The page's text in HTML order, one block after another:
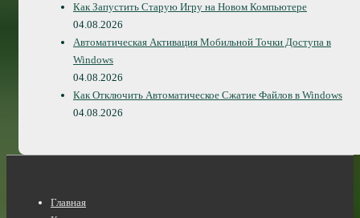
Как Запустить Старую Игру на Новом Компьютере
04.08.2026
Автоматическая Активация Мобильной Точки Доступа в
Windows
04.08.2026
Как Отключить Автоматическое Сжатие Файлов в Windows
04.08.2026
Нижнее
Главная